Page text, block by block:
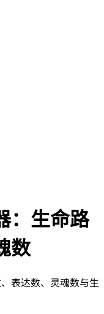
：生命路
数
表达数、灵魂数与生